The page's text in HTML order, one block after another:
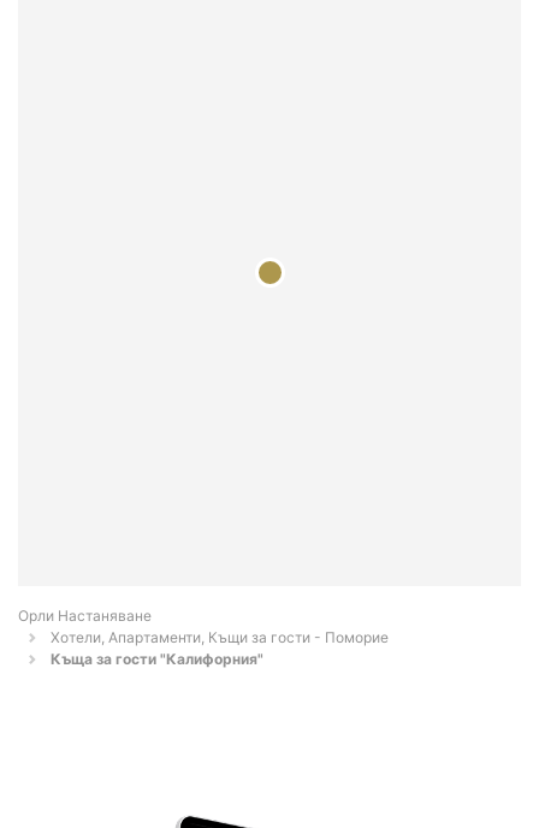
Орли Настаняване
Хотели, Апартаменти, Къщи за гости - Поморие
Къща за гости "Калифорния"